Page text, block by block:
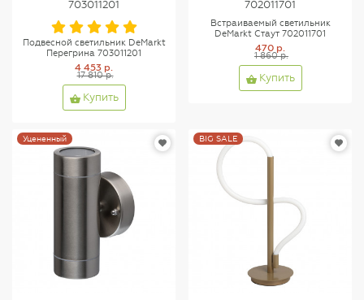
703011201
Подвесной светильник DeMarkt
Перегрина 703011201
4 453 р.
17 810 р.
Купить
702011701
Встраиваемый светильник
DeMarkt Стаут 702011701
470 р.
1 860 р.
Купить
Уцененный BIG SALE